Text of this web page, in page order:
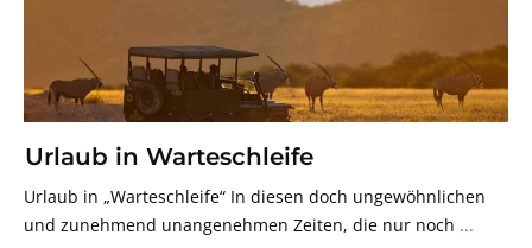
Urlaub in Warteschleife
Urlaub in „Warteschleife“ In diesen doch ungewöhnlichen
und zunehmend unangenehmen Zeiten, die nur noch ...